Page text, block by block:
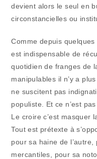
devient alors le seul en
circonstancielles ou
Comme depuis
est indispensable de
quotidien de franges de
manipulables il n’y a
ne suscitent pas
populiste. Et ce n’est
Le croire c’est masquer
Tout est prétexte à
pour sa haine de
mercantiles, pour sa